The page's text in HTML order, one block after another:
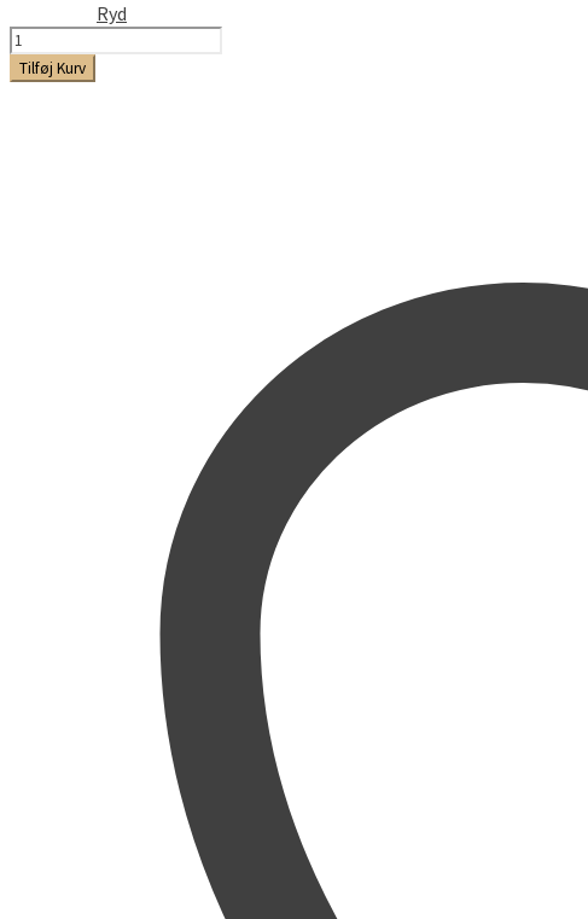
Ryd
Molinberry
-
Tropical
Tilføj Kurv